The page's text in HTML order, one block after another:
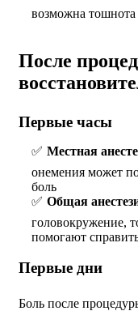
возможна тошнота
После
Первые часы
Местная
онемения может
боль
Общая
головокружение,
помогают
Первые дни
Боль после